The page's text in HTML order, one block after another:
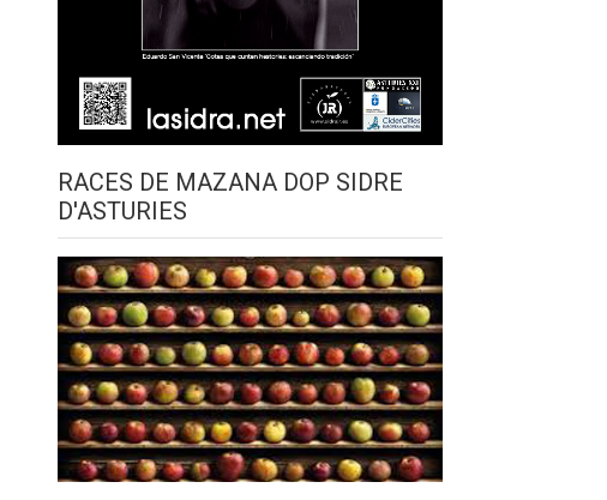
RACES DE MAZANA DOP SIDRE
D'ASTURIES